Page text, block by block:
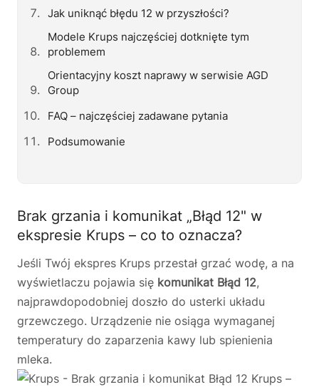
Jak uniknąć błędu 12 w przyszłości?
Modele Krups najczęściej dotknięte tym
problemem
Orientacyjny koszt naprawy w serwisie AGD
Group
FAQ – najczęściej zadawane pytania
Podsumowanie
Brak grzania i komunikat „Błąd 12" w
ekspresie Krups – co to oznacza?
Jeśli Twój ekspres Krups przestał grzać wodę, a na
wyświetlaczu pojawia się komunikat Błąd 12,
najprawdopodobniej doszło do usterki układu
grzewczego. Urządzenie nie osiąga wymaganej
temperatury do zaparzenia kawy lub spienienia
mleka.